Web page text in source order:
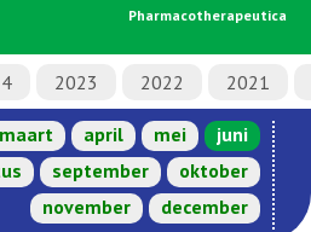
Pharmacotherapeutica
2023 2022 2021
maart april mei
juni
september
oktober
november
december